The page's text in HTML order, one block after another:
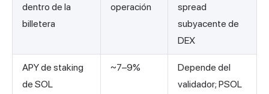
dentro de la
billetera
operación
spread
subyacente de
DEX
APY de staking
de SOL
~7–9%
Depende del
validador; PSOL